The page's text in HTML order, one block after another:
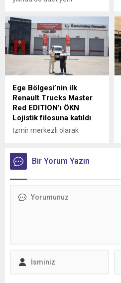
yatırımı ile, şirketin
filosundaki Mercedes-Benz
araçların oranı yüzde 83’e
ulaştı.
Ege Bölgesi’nin ilk
Renault Trucks Master
Red EDITION’ı ÖKN
Lojistik filosuna katıldı
İzmir merkezli olarak
yürüten ÖKN Lojistik, Ege
Bölgesi'nin ilk Renault
Trucks Master Red EDITION
Bir Yorum Yazın